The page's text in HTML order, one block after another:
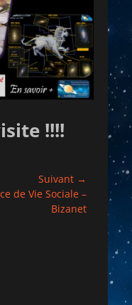
!!!!
Suivant →
de Vie Sociale –
Bizanet